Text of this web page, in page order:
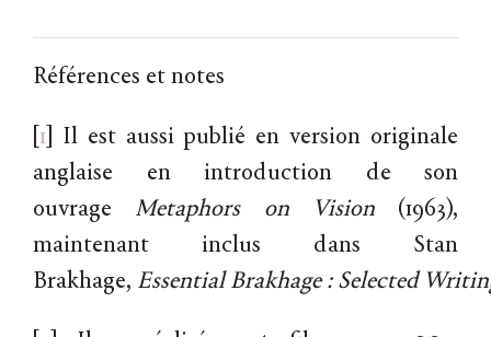
Références et notes
1
Il est aussi publié en version originale
anglaise en introduction de son
ouvrage Metaphors on Vision(1963),
maintenant inclus dans Stan
Brakhage, Essential Brakhage: Selected